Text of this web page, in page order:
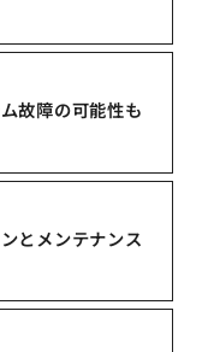
故障の可能性も
とメンテナンス